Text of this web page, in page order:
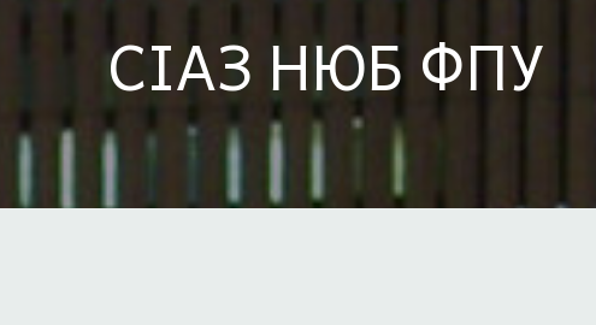
СІАЗ НЮБ ФПУ